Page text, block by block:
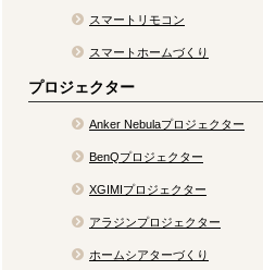
スマートリモコン
スマートホームづくり
プロジェクター
Anker Nebulaプロジェクター
BenQプロジェクター
XGIMIプロジェクター
アラジンプロジェクター
ホームシアターづくり